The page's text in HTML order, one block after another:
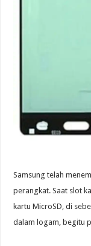
Samsung telah
perangkat. Saat slot
kartu MicroSD, di
dalam logam, begitu